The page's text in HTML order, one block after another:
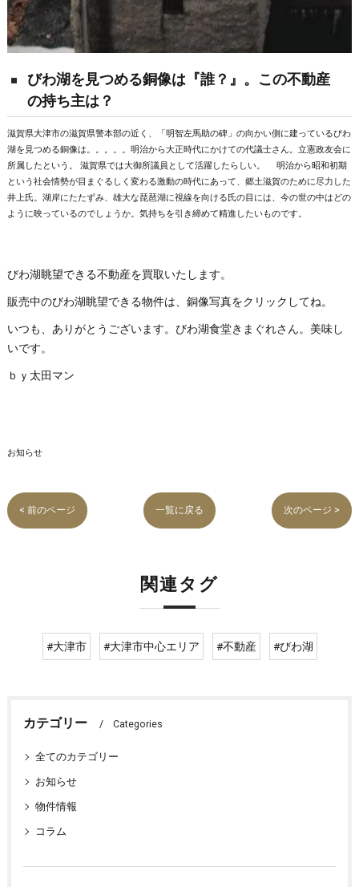
びわ湖を見つめる銅像は『誰？』。この不動産
の持ち主は？
滋賀県大津市の滋賀県警本部の近く、「明智左馬助の碑」の向かい側に建っているびわ
湖を見つめる銅像は。。。。。明治から大正時代にかけての代議士さん。立憲政友会に
所属したという。 滋賀県では大御所議員として活躍したらしい。 明治から昭和初期
という社会情勢が目まぐるしく変わる激動の時代にあって、郷土滋賀のために尽力した
井上氏。湖岸にたたずみ、雄大な琵琶湖に視線を向ける氏の目には、今の世の中はどの
ように映っているのでしょうか。気持ちを引き締めて精進したいものです。
びわ湖眺望できる不動産を買取いたします。
販売中のびわ湖眺望できる物件は、銅像写真をクリックしてね。
いつも、ありがとうございます。びわ湖食堂きまぐれさん。美味し
いです。
ｂｙ太田マン
お知らせ
< 前のページ 一覧に戻る 次のページ >
関連タグ
#大津市 #大津市中心エリア #不動産 #びわ湖
カテゴリー Categories
全てのカテゴリー
お知らせ
物件情報
コラム